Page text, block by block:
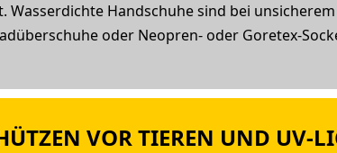
Wasserdichte Handschuhe sind bei
oder Neopren- oder Goretex-
VOR TIEREN UND UV-